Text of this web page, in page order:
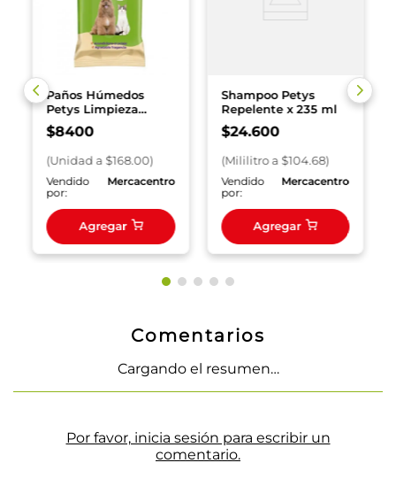
Paños Húmedos
Petys Limpieza
Esencial x 50 und.
$8400
(Unidad a $168.00)
Vendido
por:
Mercacentro
Agregar
Shampoo Petys
Repelente x 235 ml
$24.600
(Mililitroa $104.68)
Vendido
por:
Mercacentro
Agregar
Comentarios
Cargando el resumen…
Por favor, inicia sesión para escribir un
comentario.